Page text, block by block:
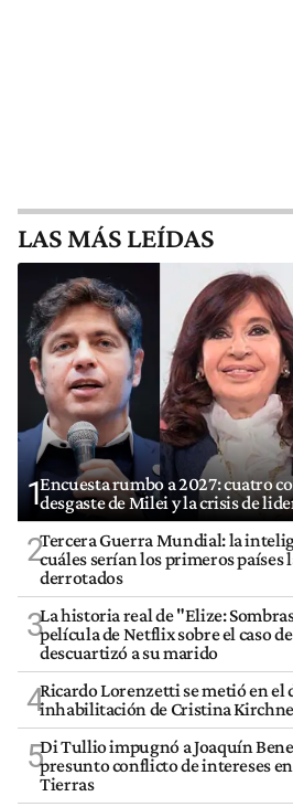
LAS MÁS LEÍDAS
1Encuesta rumbo a 2027: cuatro
desgaste de Milei y la crisis de
2Tercera Guerra Mundial: la
cuáles serían los primeros
derrotados
3La historia real de "Elize:
película de Netflix sobre el caso
descuartizó a su marido
4Ricardo Lorenzetti se metió en el
inhabilitación de Cristina
5Di Tullio impugnó a Joaquín
presunto conflicto de intereses en
Tierras